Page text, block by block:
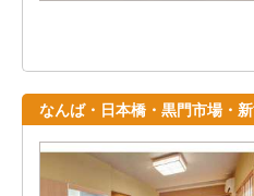
なんば・日本橋・黒門市場・